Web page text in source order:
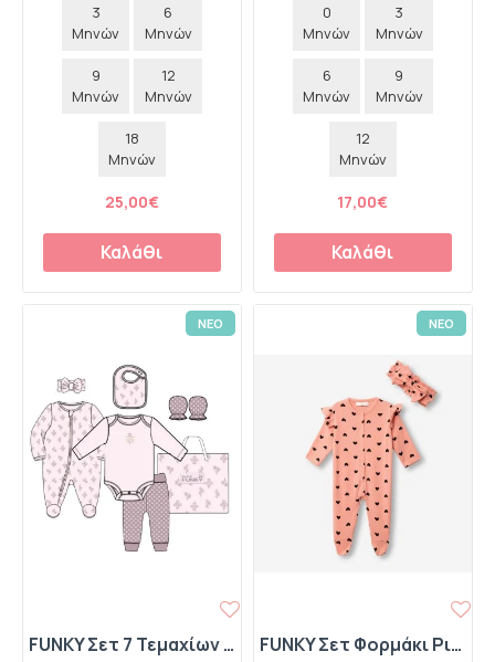
3
Μηνών
6
Μηνών
9
Μηνών
12
Μηνών
18
Μηνών
25,00€
Καλάθι
0
Μηνών
3
Μηνών
6
Μηνών
9
Μηνών
12
Μηνών
17,00€
Καλάθι
ΝΕΟ
FUNKY Σετ 7 Τεμαχίων Ολόσωμο Φορμάκι-Κορμάκι-Παντελόνι-Γαντάκια-Σαλιάρα-Κορδέλα με Φιόγκο-Τσάντα "Flowers" 227-060129-1 Ροζ
ΝΕΟ
FUNKY Σετ Φορμάκι Ριπ και Κορδέλα με Φιόγκο και Καρδούλες 227-060109-1 Ροδάκινο